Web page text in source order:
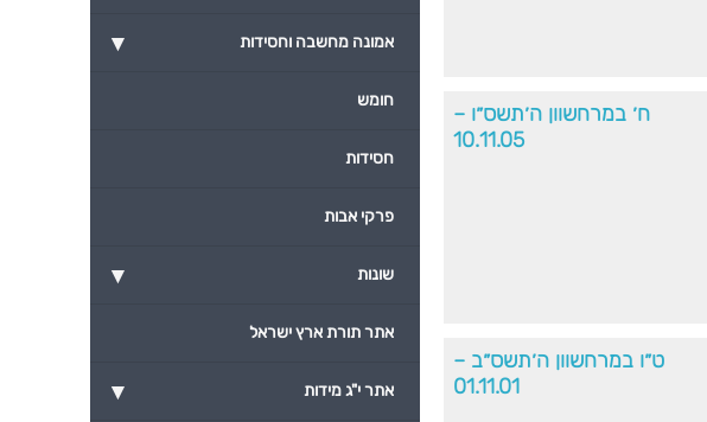
ח׳ במרחשוון ה׳תשס״ו –
10.11.05
ט״ו במרחשוון ה׳תשס״ב –
01.11.01
▾ אמונה מחשבה וחסידות
חומש
חסידות
פרקי אבות
▾ שונות
אתר תורת ארץ ישראל
▾ אתר י"ג מידות